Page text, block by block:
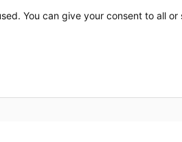
You can give your consent to all